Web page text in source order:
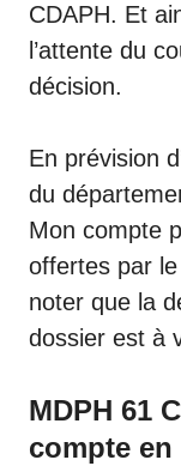
CDAPH. Et
l’attente du
décision.
En prévision
du
Mon compte
offertes par
noter que la
dossier est à
MDPH 61
compte